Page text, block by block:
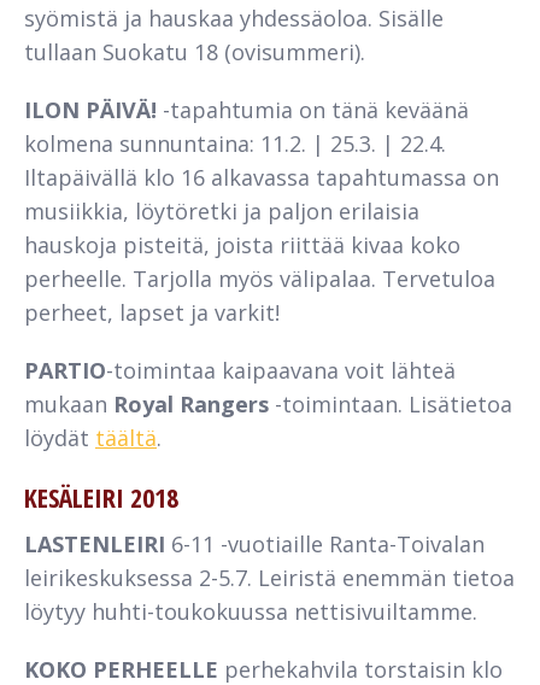
syömistä ja hauskaa yhdessäoloa. Sisälle
tullaan Suokatu 18 (ovisummeri).
ILON PÄIVÄ! -tapahtumia on tänä keväänä
kolmena sunnuntaina: 11.2. | 25.3. | 22.4.
Iltapäivällä klo 16 alkavassa tapahtumassa on
musiikkia, löytöretki ja paljon erilaisia
hauskoja pisteitä, joista riittää kivaa koko
perheelle. Tarjolla myös välipalaa. Tervetuloa
perheet, lapset ja varkit!
PARTIO-toimintaa kaipaavana voit lähteä
mukaan Royal Rangers -toimintaan. Lisätietoa
löydät täältä.
KESÄLEIRI 2018
LASTENLEIRI 6-11 -vuotiaille Ranta-Toivalan
leirikeskuksessa 2-5.7. Leiristä enemmän tietoa
löytyy huhti-toukokuussa nettisivuiltamme.
KOKO PERHEELLE perhekahvila torstaisin klo